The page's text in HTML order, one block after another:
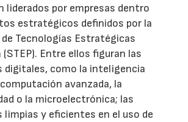
liderados por empresas dentro
estratégicos definidos por la
Tecnologías Estratégicas
(STEP). Entre ellos figuran las
digitales, como la inteligencia
avanzada, la
o la microelectrónica; las
y eficientes en el uso de